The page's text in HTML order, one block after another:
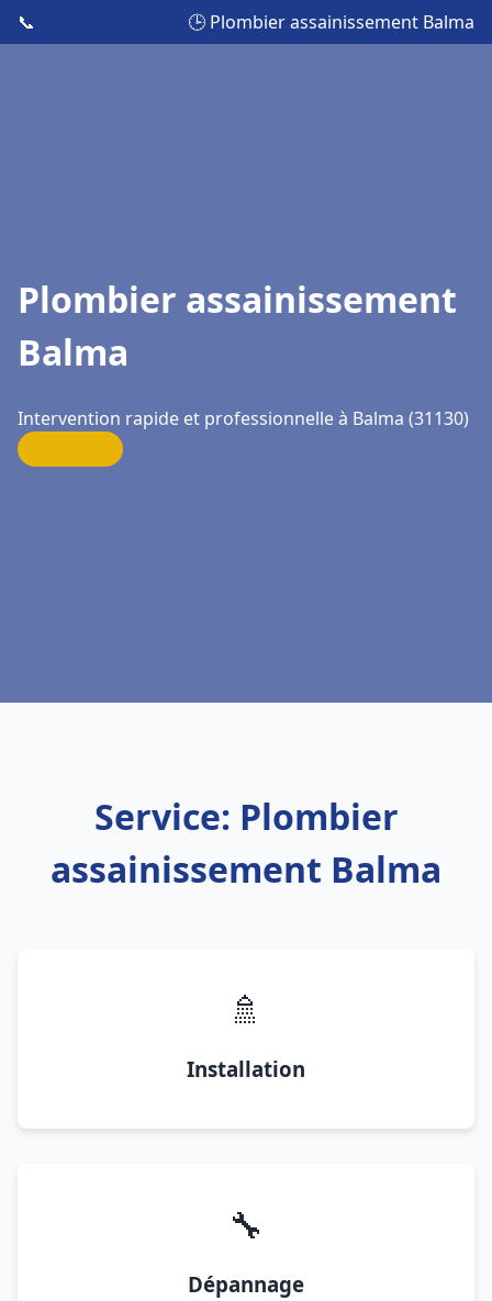
📞 🕒 Plombier assainissement Balma
Plombier assainissement
Balma
Intervention rapide et professionnelle à Balma (31130)
Service: Plombier
assainissement Balma
🚿
Installation
🔧
Dépannage